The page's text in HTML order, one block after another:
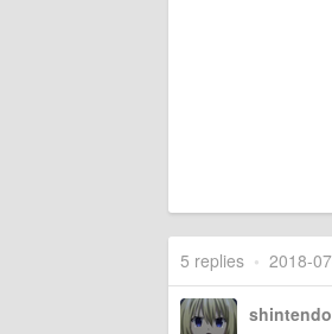
5 replies • 2018-
shintendo